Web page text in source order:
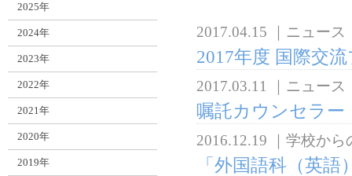
2017.04.15 ニュース
2017年度 国際交
2017.03.11 ニュース
嘱託カウンセラー
2016.12.19 学校から
「外国語科（英
2025年
2024年
2023年
2022年
2021年
2020年
2019年